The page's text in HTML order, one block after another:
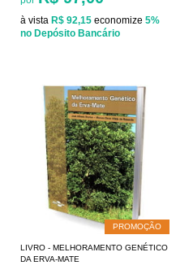
à vista R$ 92,15 economize 5%
no Depósito Bancário
PROMOÇÃO
LIVRO - MELHORAMENTO GENÉTICO
DA ERVA-MATE